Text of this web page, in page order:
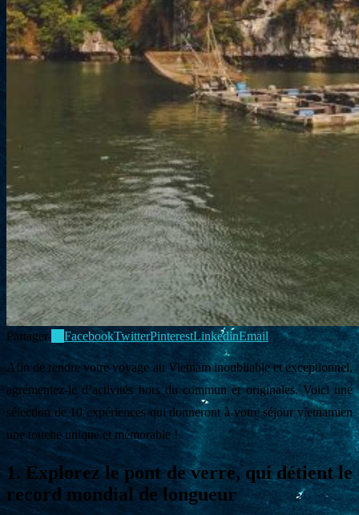
Partager FacebookTwitterPinterestLinkedinEmail
Afin de rendre votre voyage au Vietnam inoubliable et exceptionnel,
agrémentez-le d’activités hors du commun et originales. Voici une
sélection de 10 expériences qui donneront à votre séjour vietnamien
une touche unique et mémorable !
1. Explorez le pont de verre, qui détient le
record mondial de longueur